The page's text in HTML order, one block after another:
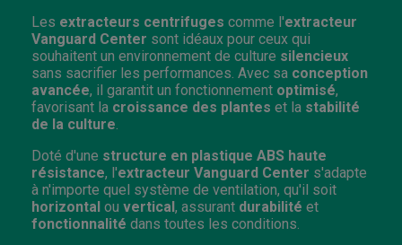
Les extracteurs centrifuges comme l'extracteur
Vanguard Center sont idéaux pour ceux qui
souhaitent un environnement de culture silencieux
sans sacrifier les performances. Avec sa conception
avancée, il garantit un fonctionnement optimisé,
favorisant la croissance des plantes et la stabilité
de la culture
Doté d'une structure en plastique ABS haute
résistance, l'extracteur Vanguard Center s'adapte
à n'importe quel système de ventilation, qu'il soit
horizontal ou vertical, assurant durabilité et
fonctionnalité dans toutes les conditions.